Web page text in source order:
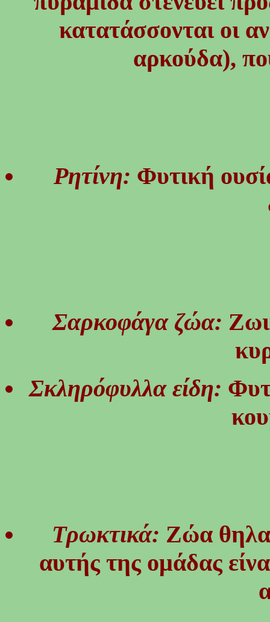
κατατάσσονται οι
αρκούδα),
Ρητίνη: Φυτική
Σαρκοφάγα ζώα:
Σκληρόφυλλα είδη:
Τρωκτικά: Ζώα
αυτής της ομάδας